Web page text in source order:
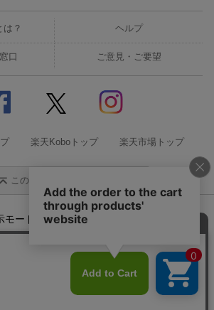
は？ ヘルプ
口 ご意見・ご要望
楽天Koboトップ 楽天市場トップ
このページの先頭に戻る
モード モバイル
報保護方針
特定商取引法に基づく表記